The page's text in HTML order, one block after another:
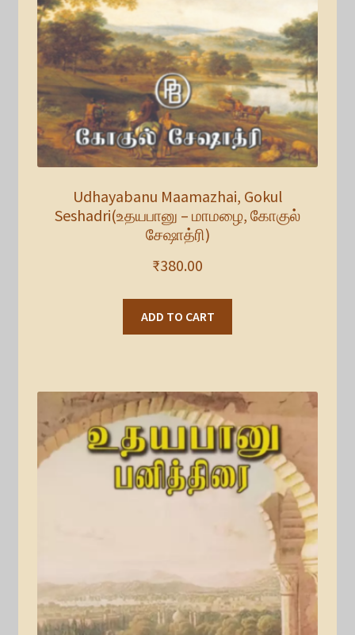
Udhayabanu Maamazhai, Gokul
Seshadri(உதயபானு – மாமழை, கோகுல்
சேஷாத்ரி)
₹380.00
ADD TO CART